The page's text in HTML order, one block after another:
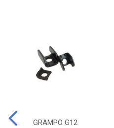
GRAMPO G12